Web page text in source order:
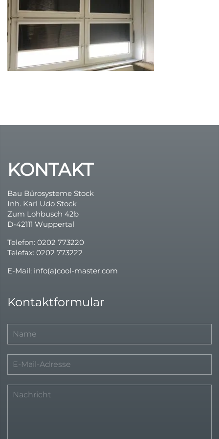
KONTAKT
Bau Bürosysteme Stock
Inh. Karl Udo Stock
Zum Lohbusch 42b
D-42111 Wuppertal
Telefon: 0202 773220
Telefax: 0202 773222
E-Mail: info(a)cool-master.com
Kontaktformular
Durchsicht
günstige Rollos
Sonnenschutz
Variable UV-B Energie !
Multirollo Video